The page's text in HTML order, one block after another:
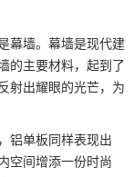
幕墙。幕墙是现代建
的主要材料，起到了
射出耀眼的光芒，为
铝单板同样表现出
空间增添一份时尚